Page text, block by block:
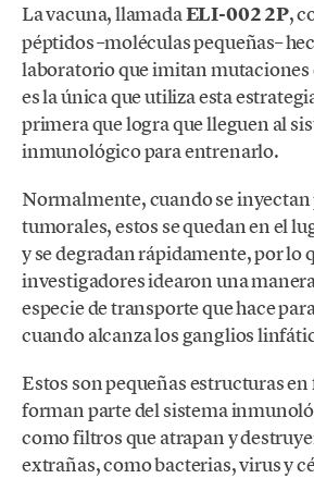
La vacuna, llamadaELI-002 2P,
péptidos –moléculas pequeñas–
laboratorio que imitan mutaciones
es la única que utiliza esta
primera que logra que lleguen al
inmunológico para entrenarlo.
Normalmente, cuando se inyectan
tumorales, estos se quedan en el
y se degradan rápidamente, por lo
investigadores idearon una
especie de transporte que hace
cuando alcanza los ganglios
Estos son pequeñas estructuras
forman parte del sistema
como filtros que atrapan y
extrañas, como bacterias, virus y